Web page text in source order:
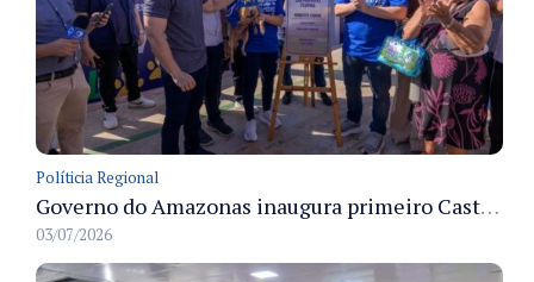
Políticia Regional
Governo do Amazonas inaugura primeiro Castramóvel Fluvial para atendimento veterinário às comunidades ribeirinhas e castração gratuita
03/07/2026